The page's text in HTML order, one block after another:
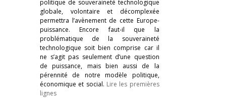
politique de souveraineté technologique
globale, volontaire et décomplexée
permettra l’avènement de cette Europe-
puissance. Encore faut-il que la
problématique de la souveraineté
technologique soit bien comprise car il
ne s’agit pas seulement d’une question
de puissance, mais bien aussi de la
pérennité de notre modèle politique,
économique et social. Lire les premières
lignes